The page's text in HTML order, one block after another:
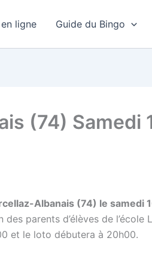
ligne Guide du Bingo
(74) Samedi
Albanais (74) le samedi
parents d’élèves de l’école
et le loto débutera à 20h00.